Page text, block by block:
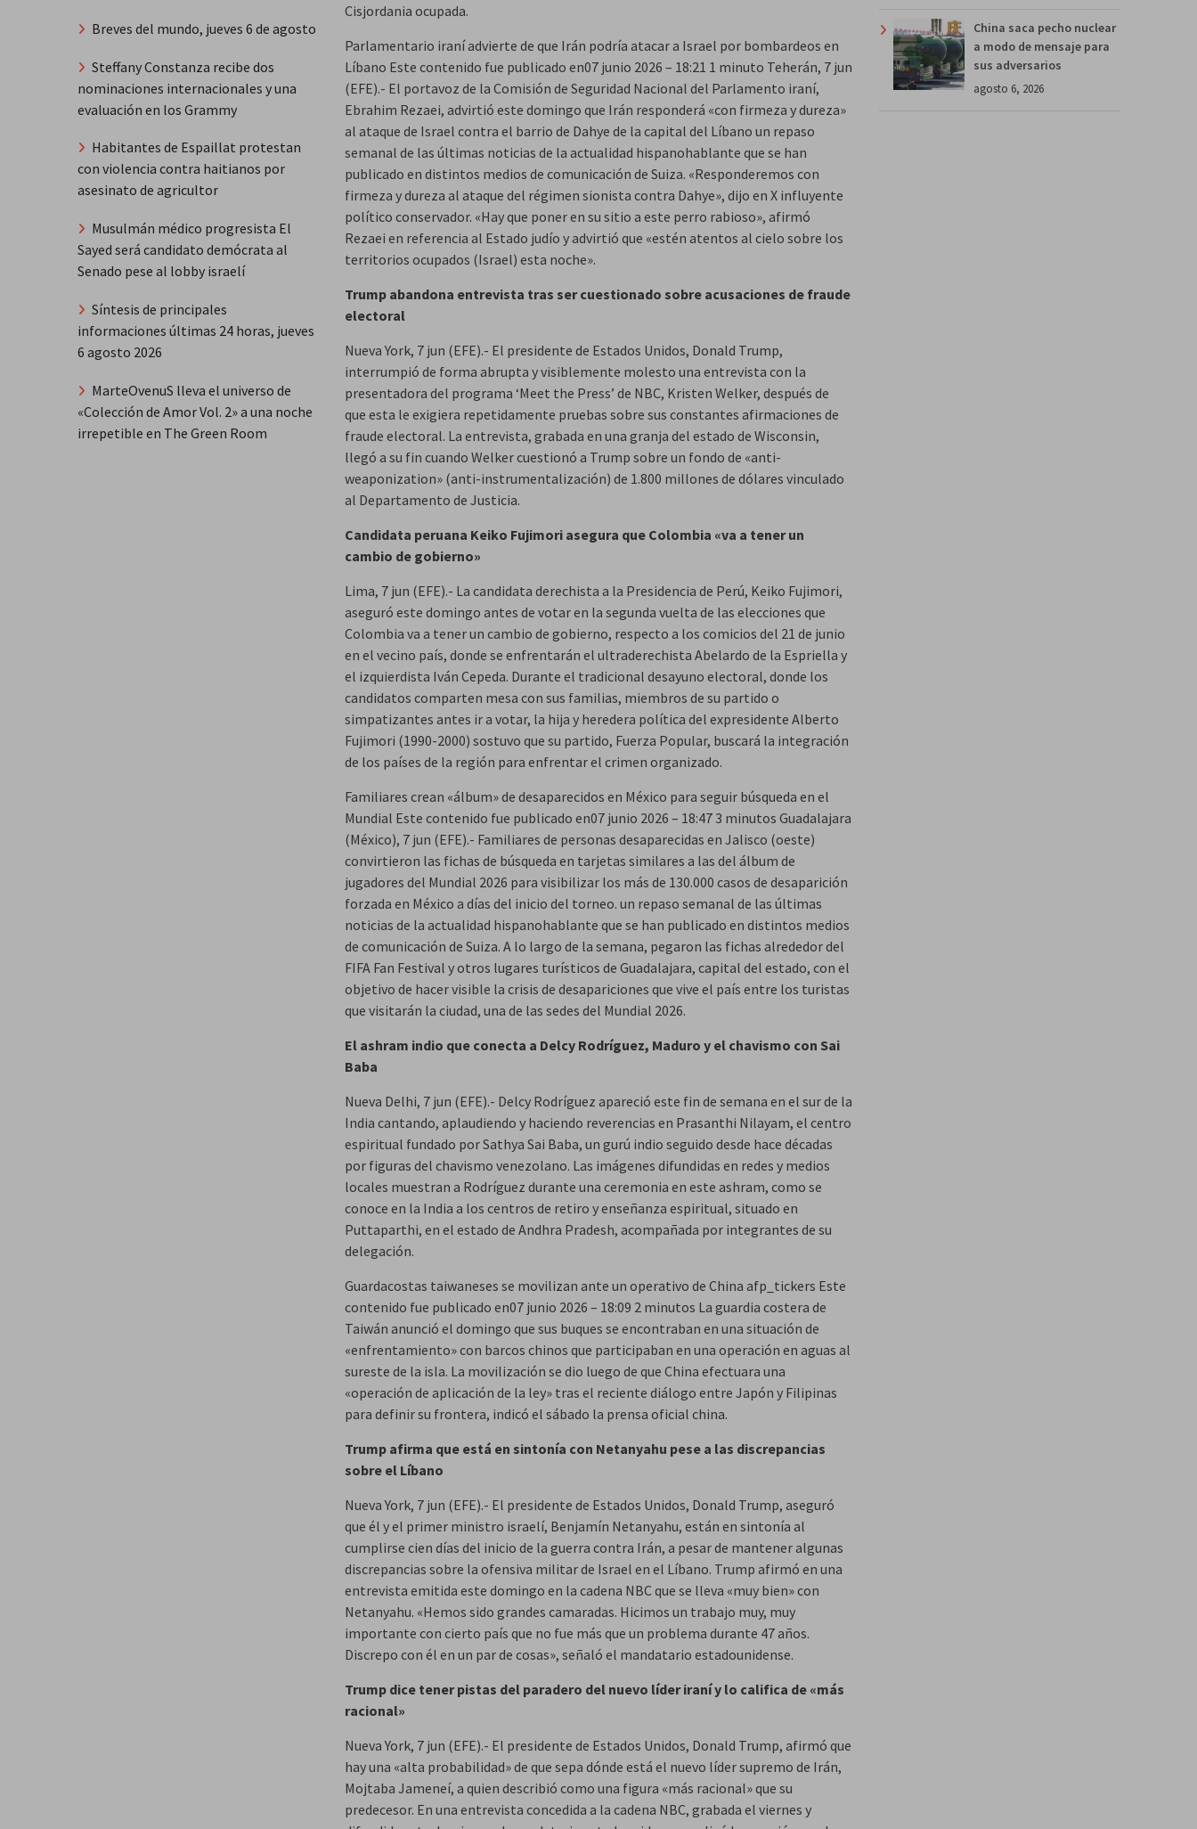
Cisjordania ocupada.
Parlamentario iraní advierte de que Irán podría atacar a Israel por bombardeos en
Líbano Este contenido fue publicado en07 junio 2026 – 18:21 1 minuto Teherán, 7 jun
(EFE).- El portavoz de la Comisión de Seguridad Nacional del Parlamento iraní,
Ebrahim Rezaei, advirtió este domingo que Irán responderá «con firmeza y dureza»
al ataque de Israel contra el barrio de Dahye de la capital del Líbano un repaso
semanal de las últimas noticias de la actualidad hispanohablante que se han
publicado en distintos medios de comunicación de Suiza. «Responderemos con
firmeza y dureza al ataque del régimen sionista contra Dahye», dijo en X influyente
político conservador. «Hay que poner en su sitio a este perro rabioso», afirmó
Rezaei en referencia al Estado judío y advirtió que «estén atentos al cielo sobre los
territorios ocupados (Israel) esta noche».
Trump abandona entrevista tras ser cuestionado sobre acusaciones de fraude
electoral
Nueva York, 7 jun (EFE).- El presidente de Estados Unidos, Donald Trump,
interrumpió de forma abrupta y visiblemente molesto una entrevista con la
presentadora del programa ‘Meet the Press’ de NBC, Kristen Welker, después de
que esta le exigiera repetidamente pruebas sobre sus constantes afirmaciones de
fraude electoral. La entrevista, grabada en una granja del estado de Wisconsin,
llegó a su fin cuando Welker cuestionó a Trump sobre un fondo de «anti-
weaponization» (anti-instrumentalización) de 1.800 millones de dólares vinculado
al Departamento de Justicia.
Candidata peruana Keiko Fujimori asegura que Colombia «va a tener un
cambio de gobierno»
Lima, 7 jun (EFE).- La candidata derechista a la Presidencia de Perú, Keiko Fujimori,
aseguró este domingo antes de votar en la segunda vuelta de las elecciones que
Colombia va a tener un cambio de gobierno, respecto a los comicios del 21 de junio
en el vecino país, donde se enfrentarán el ultraderechista Abelardo de la Espriella y
el izquierdista Iván Cepeda. Durante el tradicional desayuno electoral, donde los
candidatos comparten mesa con sus familias, miembros de su partido o
simpatizantes antes ir a votar, la hija y heredera política del expresidente Alberto
Fujimori (1990-2000) sostuvo que su partido, Fuerza Popular, buscará la integración
de los países de la región para enfrentar el crimen organizado.
Familiares crean «álbum» de desaparecidos en México para seguir búsqueda en el
Mundial Este contenido fue publicado en07 junio 2026 – 18:47 3 minutos Guadalajara
(México), 7 jun (EFE).- Familiares de personas desaparecidas en Jalisco (oeste)
convirtieron las fichas de búsqueda en tarjetas similares a las del álbum de
jugadores del Mundial 2026 para visibilizar los más de 130.000 casos de desaparición
forzada en México a días del inicio del torneo. un repaso semanal de las últimas
noticias de la actualidad hispanohablante que se han publicado en distintos medios
de comunicación de Suiza. A lo largo de la semana, pegaron las fichas alrededor del
FIFA Fan Festival y otros lugares turísticos de Guadalajara, capital del estado, con el
objetivo de hacer visible la crisis de desapariciones que vive el país entre los turistas
que visitarán la ciudad, una de las sedes del Mundial 2026.
El ashram indio que conecta a Delcy Rodríguez, Maduro y el chavismo con Sai
Baba
Nueva Delhi, 7 jun (EFE).- Delcy Rodríguez apareció este fin de semana en el sur de la
India cantando, aplaudiendo y haciendo reverencias en Prasanthi Nilayam, el centro
espiritual fundado por Sathya Sai Baba, un gurú indio seguido desde hace décadas
por figuras del chavismo venezolano. Las imágenes difundidas en redes y medios
locales muestran a Rodríguez durante una ceremonia en este ashram, como se
conoce en la India a los centros de retiro y enseñanza espiritual, situado en
Puttaparthi, en el estado de Andhra Pradesh, acompañada por integrantes de su
delegación.
Guardacostas taiwaneses se movilizan ante un operativo de China afp_tickers Este
contenido fue publicado en07 junio 2026 – 18:09 2 minutos La guardia costera de
Taiwán anunció el domingo que sus buques se encontraban en una situación de
«enfrentamiento» con barcos chinos que participaban en una operación en aguas al
sureste de la isla. La movilización se dio luego de que China efectuara una
«operación de aplicación de la ley» tras el reciente diálogo entre Japón y Filipinas
para definir su frontera, indicó el sábado la prensa oficial china.
Trump afirma que está en sintonía con Netanyahu pese a las discrepancias
sobre el Líbano
Nueva York, 7 jun (EFE).- El presidente de Estados Unidos, Donald Trump, aseguró
que él y el primer ministro israelí, Benjamín Netanyahu, están en sintonía al
cumplirse cien días del inicio de la guerra contra Irán, a pesar de mantener algunas
discrepancias sobre la ofensiva militar de Israel en el Líbano. Trump afirmó en una
entrevista emitida este domingo en la cadena NBC que se lleva «muy bien» con
Netanyahu. «Hemos sido grandes camaradas. Hicimos un trabajo muy, muy
importante con cierto país que no fue más que un problema durante 47 años.
Discrepo con él en un par de cosas», señaló el mandatario estadounidense.
Trump dice tener pistas del paradero del nuevo líder iraní y lo califica de «más
racional»
Nueva York, 7 jun (EFE).- El presidente de Estados Unidos, Donald Trump, afirmó que
hay una «alta probabilidad» de que sepa dónde está el nuevo líder supremo de Irán,
Mojtaba Jameneí, a quien describió como una figura «más racional» que su
predecesor. En una entrevista concedida a la cadena NBC, grabada el viernes y
China saca pecho nuclear
a modo de mensaje para
sus adversarios
agosto 6, 2026
Breves del mundo, jueves 6 de agosto
Steffany Constanza recibe dos
nominaciones internacionales y una
evaluación en los Grammy
Habitantes de Espaillat protestan
con violencia contra haitianos por
asesinato de agricultor
Musulmán médico progresista El
Sayed será candidato demócrata al
Senado pese al lobby israelí
Síntesis de principales
informaciones últimas 24 horas, jueves
6 agosto 2026
MarteOvenuS lleva el universo de
«Colección de Amor Vol. 2» a una noche
irrepetible en The Green Room